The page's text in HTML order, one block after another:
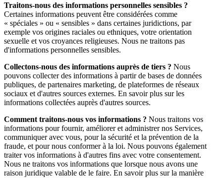
Traitons-nous des informations personnelles sensibles ?
Certaines informations peuvent être considérées comme
« spéciales » ou « sensibles » dans certaines juridictions, par
exemple vos origines raciales ou ethniques, votre orientation
sexuelle et vos croyances religieuses. Nous ne traitons pas
d'informations personnelles sensibles.
Collectons-nous des informations auprès de tiers ? Nous
pouvons collecter des informations à partir de bases de données
publiques, de partenaires marketing, de plateformes de réseaux
sociaux et d'autres sources externes. En savoir plus sur les
informations collectées auprès d'autres sources.
Comment traitons-nous vos informations ? Nous traitons vos
informations pour fournir, améliorer et administrer nos Services,
communiquer avec vous, pour la sécurité et la prévention de la
fraude, et pour nous conformer à la loi. Nous pouvons également
traiter vos informations à d'autres fins avec votre consentement.
Nous ne traitons vos informations que lorsque nous avons une
raison juridique valable de le faire. En savoir plus sur la manière